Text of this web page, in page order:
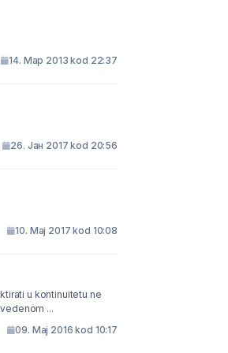
14. Мар 2013 kod 22:37
26. Јан 2017 kod 20:56
10. Мај 2017 kod 10:08
u kontinuitetu ne
...
09. Мај 2016 kod 10:17